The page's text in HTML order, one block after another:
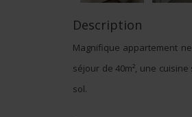
Description
Magnifique appartement
séjour de 40m², une
sol.